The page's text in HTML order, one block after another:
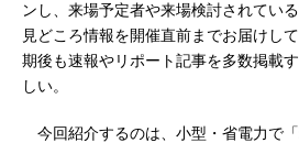
ンし、来場予定者や来場検討されてい
見どころ情報を開催直前までお届けし
期後も速報やリポート記事を多数掲載
しい。
今回紹介するのは、小型・省電力で